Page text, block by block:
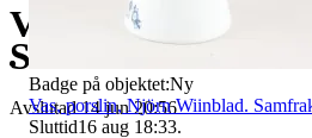
Vas, Humppila
Santalahti.
Avslutad 14 jun 20:56
Badge på objektet:Ny
Vas, porslin, Njörn Wiinblad.
Sluttid16 aug 18:33.